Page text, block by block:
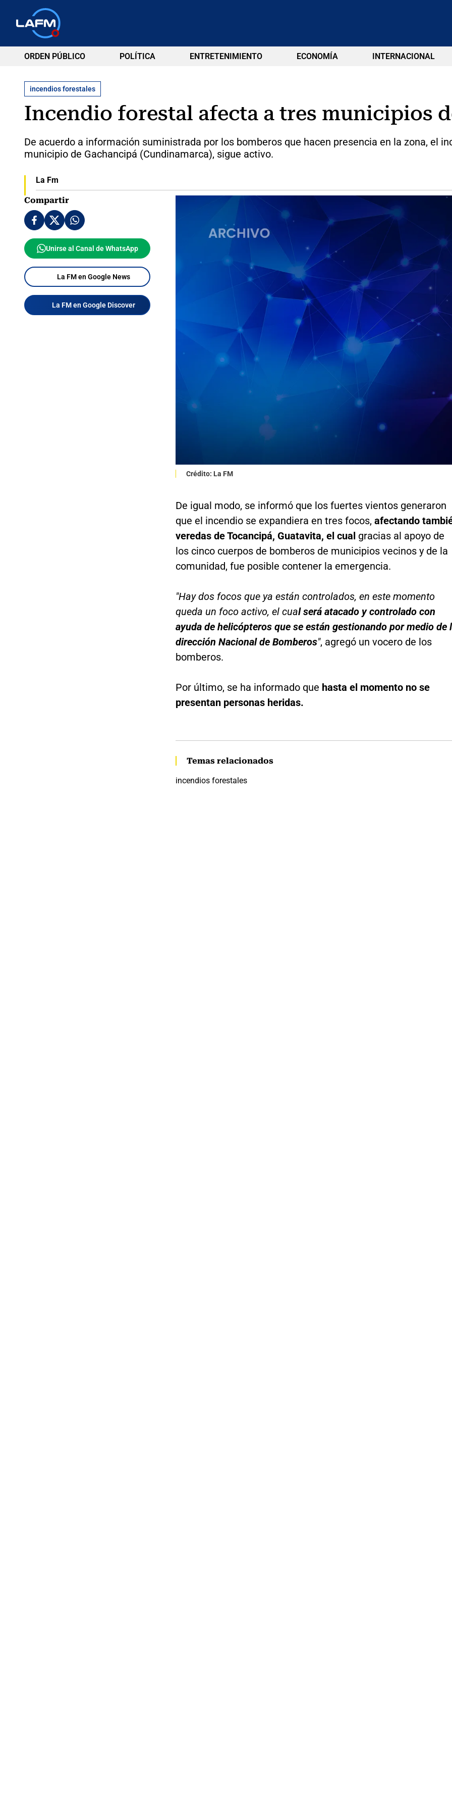
ORDEN PÚBLICO POLÍTICA ENTRETENIMIENTO ECONOMÍA INTERNACIONAL
incendios forestales
Incendio forestal afecta a tres municipios
De acuerdo a información suministrada por los bomberos que hacen presencia en la zona, el
municipio de Gachancipá (Cundinamarca), sigue activo.
La Fm
Compartir
Unirse al Canal de WhatsApp
La FM en Google News
La FM en Google Discover
Crédito: La FM
De igual modo, se informó que los fuertes vientos generaron
que el incendio se expandiera en tres focos, afectando
veredas de Tocancipá, Guatavita, el cual gracias al apoyo de
los cinco cuerpos de bomberos de municipios vecinos y de la
comunidad, fue posible contener la emergencia.
"Hay dos focos que ya están controlados, en este momento
queda un foco activo, el cual será atacado y controlado con
ayuda de helicópteros que se están gestionando por medio de
dirección Nacional de Bomberos", agregó un vocero de los
bomberos.
Por último, se ha informado que hasta el momento no se
presentan personas heridas.
Temas relacionados
incendios forestales